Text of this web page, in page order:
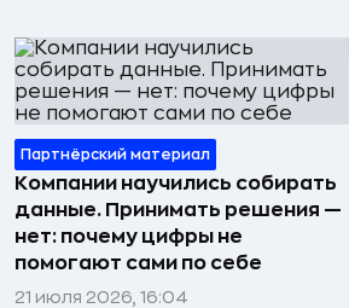
Партнёрский материал
Компании научились собирать
данные. Принимать решения —
нет: почему цифры не
помогают сами по себе
21 июля 2026, 16:04